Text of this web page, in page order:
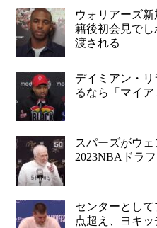
ウォリアーズ
籍後初会見で
渡される
デイミアン・
るなら「マイア
スパーズがウェ
2023NBAドラ
センターとし
点超え、ヨキ